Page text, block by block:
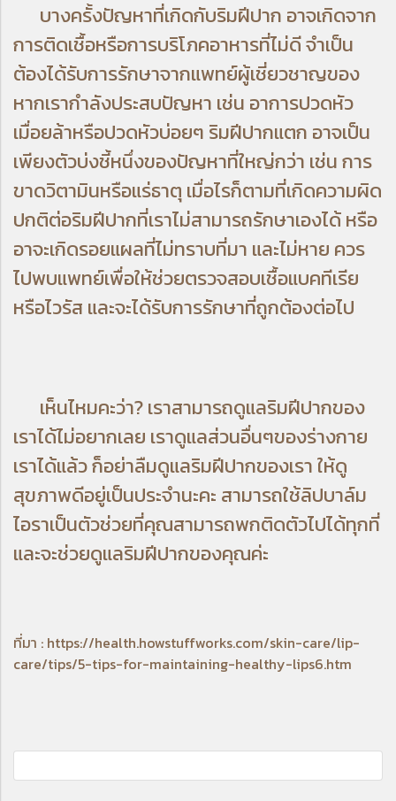
บางครั้งปัญหาที่เกิดกับริมฝีปาก อาจเกิดจาก
การติดเชื้อหรือการบริโภคอาหารที่ไม่ดี จำเป็น
ต้องได้รับการรักษาจากแพทย์ผู้เชี่ยวชาญของ
หากเรากำลังประสบปัญหา เช่น อาการปวดหัว
เมื่อยล้าหรือปวดหัวบ่อยๆ ริมฝีปากแตก อาจเป็น
เพียงตัวบ่งชี้หนึ่งของปัญหาที่ใหญ่กว่า เช่น การ
ขาดวิตามินหรือแร่ธาตุ เมื่อไรก็ตามที่เกิดความผิด
ปกติต่อริมฝีปากที่เราไม่สามารถรักษาเองได้ หรือ
อาจะเกิดรอยแผลที่ไม่ทราบที่มา และไม่หาย ควร
ไปพบแพทย์เพื่อให้ช่วยตรวจสอบเชื้อแบคทีเรีย
หรือไวรัส และจะได้รับการรักษาที่ถูกต้องต่อไป
เห็นไหมคะว่า? เราสามารถดูแลริมฝีปากของ
เราได้ไม่อยากเลย เราดูแลส่วนอื่นๆของร่างกาย
เราได้แล้ว ก็อย่าลืมดูแลริมฝีปากของเรา ให้ดู
สุขภาพดีอยู่เป็นประจำนะคะ สามารถใช้ลิปบาล์ม
ไอราเป็นตัวช่วยที่คุณสามารถพกติดตัวไปได้ทุกที่
และจะช่วยดูแลริมฝีปากของคุณค่ะ
ที่มา : https://health.howstuffworks.com/skin-care/lip-
care/tips/5-tips-for-maintaining-healthy-lips6.htm